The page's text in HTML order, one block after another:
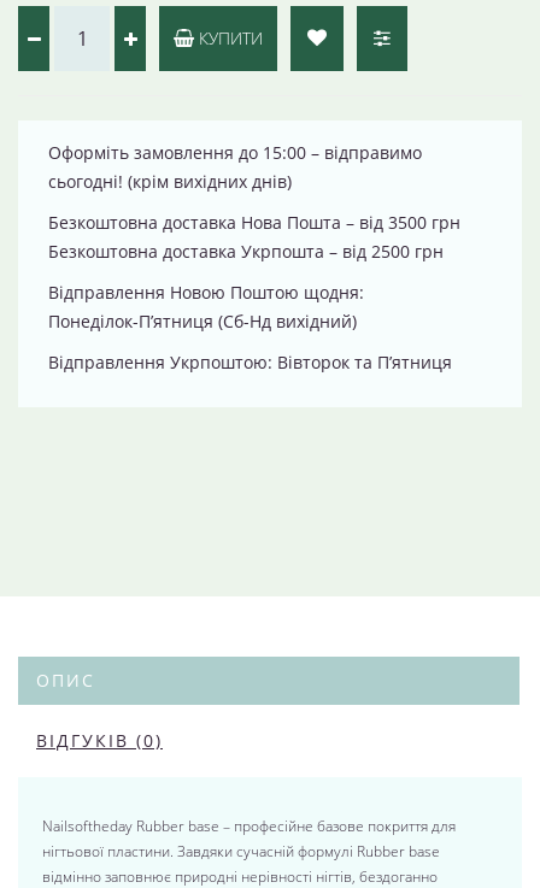
КУПИТИ
Оформіть замовлення до 15:00 – відправимо
сьогодні! (крім вихідних днів)
Безкоштовна доставка Нова Пошта – від 3500 грн
Безкоштовна доставка Укрпошта – від 2500 грн
Відправлення Новою Поштою щодня:
Понеділок-П’ятниця (Сб-Нд вихідний)
Відправлення Укрпоштою: Вівторок та П’ятниця
ОПИС
ВІДГУКІВ (0)
Nailsoftheday Rubber base – професійне базове покриття для
нігтьової пластини. Завдяки сучасній формулі Rubber base
відмінно заповнює природні нерівності нігтів, бездоганно